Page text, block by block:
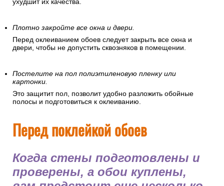
Рекомендуется провести полную уборку помещения и
ухудшит их качества.
двери, чтобы не допустить сквозняков в помещении.
Постелите на пол полиэтиленовую пленку или
Это защитит пол, позволит удобно разложить обойные
полосы и подготовиться к оклеиванию.
Перед поклейкой обоев